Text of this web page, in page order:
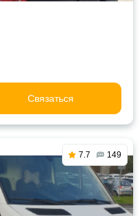
Связаться
7.7 149